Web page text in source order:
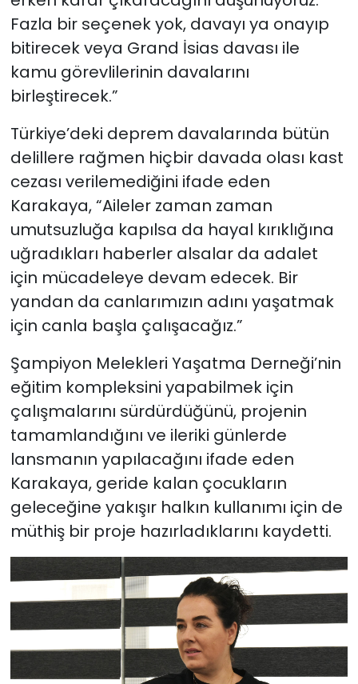
Fazla bir seçenek yok, davayı ya onayıp
bitirecek veya Grand İsias davası ile
kamu görevlilerinin davalarını
birleştirecek.”
Türkiye’deki deprem davalarında bütün
delillere rağmen hiçbir davada olası kast
cezası verilemediğini ifade eden
Karakaya, “Aileler zaman zaman
umutsuzluğa kapılsa da hayal kırıklığına
uğradıkları haberler alsalar da adalet
için mücadeleye devam edecek. Bir
yandan da canlarımızın adını yaşatmak
için canla başla çalışacağız.”
Şampiyon Melekleri Yaşatma Derneği’nin
eğitim kompleksini yapabilmek için
çalışmalarını sürdürdüğünü, projenin
tamamlandığını ve ileriki günlerde
lansmanın yapılacağını ifade eden
Karakaya, geride kalan çocukların
geleceğine yakışır halkın kullanımı için de
müthiş bir proje hazırladıklarını kaydetti.